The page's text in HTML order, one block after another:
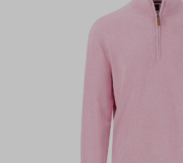
Menger
Mode